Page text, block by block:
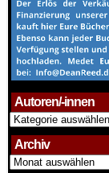
Autoren/-innen
Autoren/-
innen
Archiv
Archiv